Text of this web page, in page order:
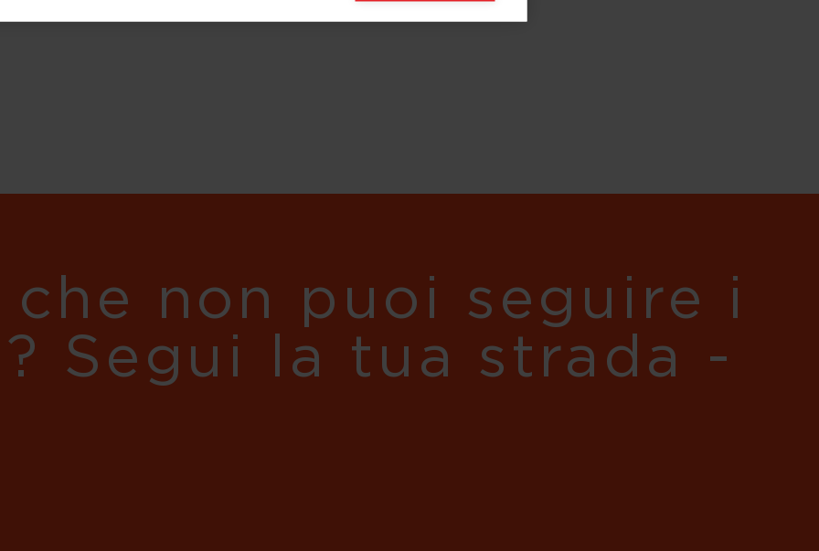
non puoi seguire i
Segui la tua strada -